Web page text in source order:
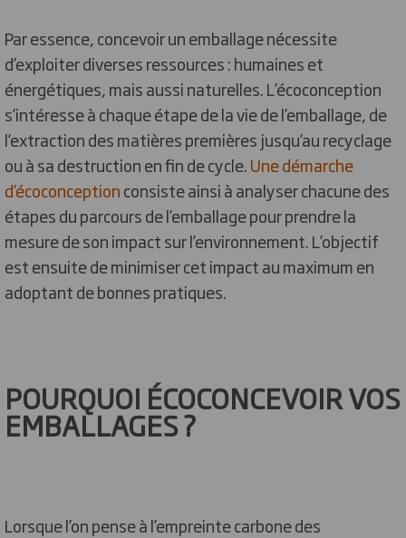
Par essence, concevoir un emballage nécessite
d’exploiter diverses ressources : humaines et
énergétiques, mais aussi naturelles. L’écoconception
s’intéresse à chaque étape de la vie de l’emballage, de
l’extraction des matières premières jusqu’au recyclage
ou à sa destruction en fin de cycle.Une démarche
d’écoconceptionconsiste ainsi à analyser chacune des
étapes du parcours de l’emballage pour prendre la
mesure de son impact sur l’environnement. L’objectif
est ensuite de minimiser cet impact au maximum en
adoptant de bonnes pratiques.
POURQUOI ÉCOCONCEVOIR VOS
EMBALLAGES ?
Lorsque l’on pense à l’empreinte carbone des